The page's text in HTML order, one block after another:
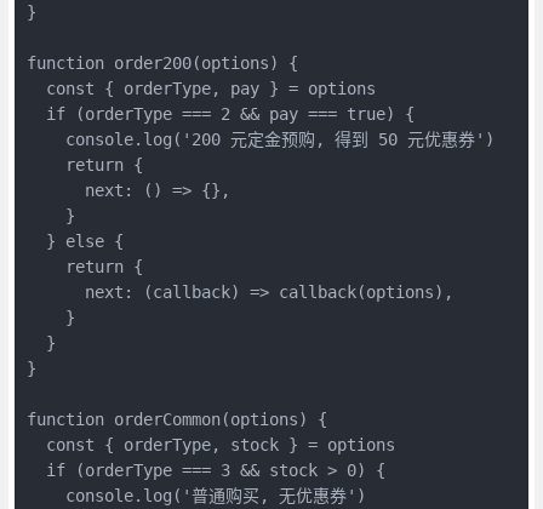
}
function order200(options) {
  const { orderType, pay } = options
  if (orderType === 2 && pay === true) {
    console.log('200 元定金预购, 得到 50 元优惠券')
    return {
      next: () => {},
    }
  } else {
    return {
      next: (callback) => callback(options),
    }
  }
}
function orderCommon(options) {
  const { orderType, stock } = options
  if (orderType === 3 && stock > 0) {
    console.log('普通购买, 无优惠券')